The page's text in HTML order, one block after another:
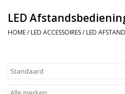
LED Accessoires
Projecten
LED
HOME/ LED ACCESSOIRES/ LED